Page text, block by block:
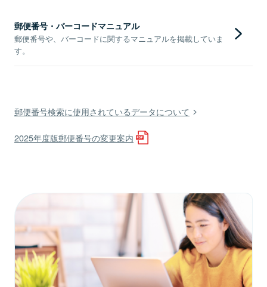
郵便番号・バーコードマニュアル
郵便番号や、バーコードに関するマニュアルを掲載していま
す。
郵便番号検索に使用されているデータについて
2025年度版郵便番号の変更案内